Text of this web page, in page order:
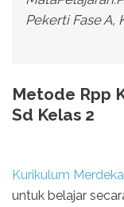
Pekerti Fase A,
Metode Rpp
Sd Kelas 2
Kurikulum
untuk belajar